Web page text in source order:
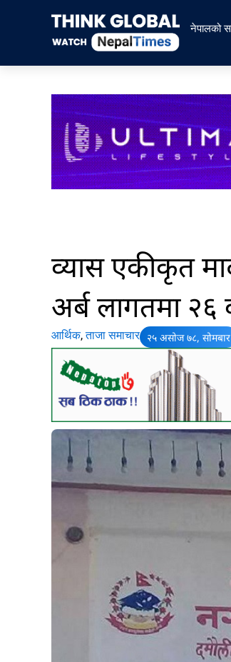
नेपालको
व्यास एकीकृत
अर्ब लागतमा २६
आर्थिक,ताजा समाचार २५ असोज ७८, सोमबार